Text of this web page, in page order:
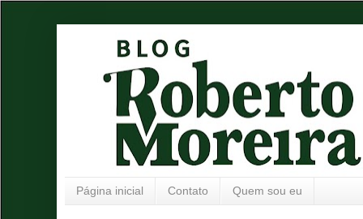
Página inicial Contato Quem sou eu